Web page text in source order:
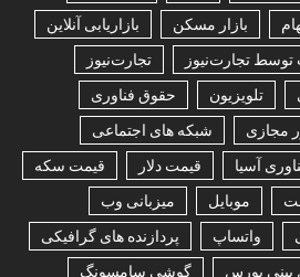
بازار مسکن
بازاریابی آنلاین
توسط تجارت‌نیوز
تجارت‌نیوز
تلویزیون
حقوق فناوری
مجازی
شبکه های اجتماعی
آسیا قیمت دلار
قیمت سکه
موبایل
میزبانی وب
واتساپ
پردازنده های گرافیکی
بینی بورس
گوشی سامسونگ